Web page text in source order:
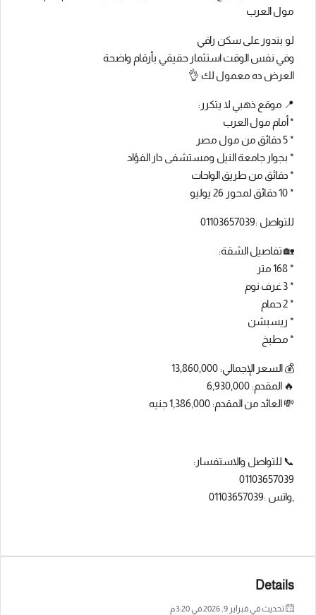
مول العرب
لو بتدور على سكن راقي
وفي نفس الوقت استثمار حقيقي بأرقام واضحة
العرض ده معمول لك 👌
📍 موقع ذهبي لا يتكرر:
* أمام مول العرب
* 5 دقائق من مول مصر
* بجوار جامعة النيل ومستشفى دار الفؤاد
* دقائق من طريق الواحات
* 10 دقائق لمحور 26 يوليو
للتواصل :01103657039
🏡 تفاصيل الشقة:
* 168 متر
* 3 غرف نوم
* 2 حمام
* ريسبشن
* مطبخ
💰 السعر الإجمالي: 13,860,000
🔥 المقدم: 6,930,000
💸 العائد من المقدم: 1,386,000 جنيه
📞 للتواصل والاستفسار:
01103657039
,واتس :01103657039
Details
تحديث في فبراير 9, 2026 في 3:20 م